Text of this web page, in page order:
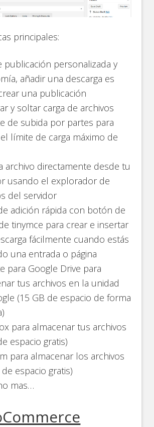
principales:
publicación personalizada y
añadir una descarga es
una publicación
y soltar carga de archivos
de subida por partes para
límite de carga máximo de
archivo directamente desde tu
usando el explorador de
del servidor
adición rápida con botón de
tinymce para crear e insertar
fácilmente cuando estás
una entrada o página
para Google Drive para
tus archivos en la unidad
(15 GB de espacio de forma
para almacenar tus archivos
espacio gratis)
para almacenar los archivos
de espacio gratis)
mas…